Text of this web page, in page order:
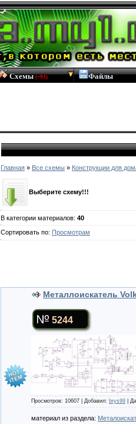
Схемы(+93) Файлы
Главная » Все схемы » Конструкции для
Выберите схему!!!
В категории материалов: 40
Сортировать по: Просмотрам
Металлоискатель
5244
Просмотров: 10607 | Добавил: brys99 |
материал из раздела: